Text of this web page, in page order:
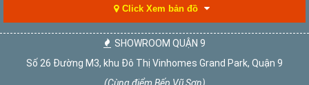
Click Xem bản đồ
SHOWROOM QUẬN 9
Số 26 Đường M3, khu Đô Thị Vinhomes Grand Park, Quận 9
(Cùng điểm Bếp Vũ Sơn)